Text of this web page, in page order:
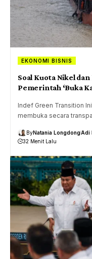
EKONOMI BISNIS
Soal Kuota Nikel
Pemerintah ‘Buka
Indef Green Transition
membuka secara
ByNatania LongdongAdi
32 Menit Lalu